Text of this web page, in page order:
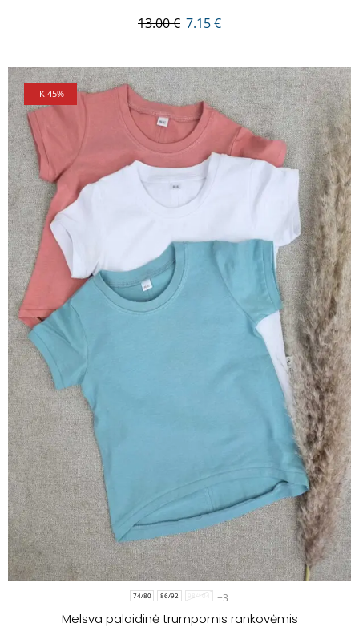
13.00€ 7.15€
IKI45%
74/80 86/92 98/104 +3
Melsva palaidinė trumpomis rankovėmis